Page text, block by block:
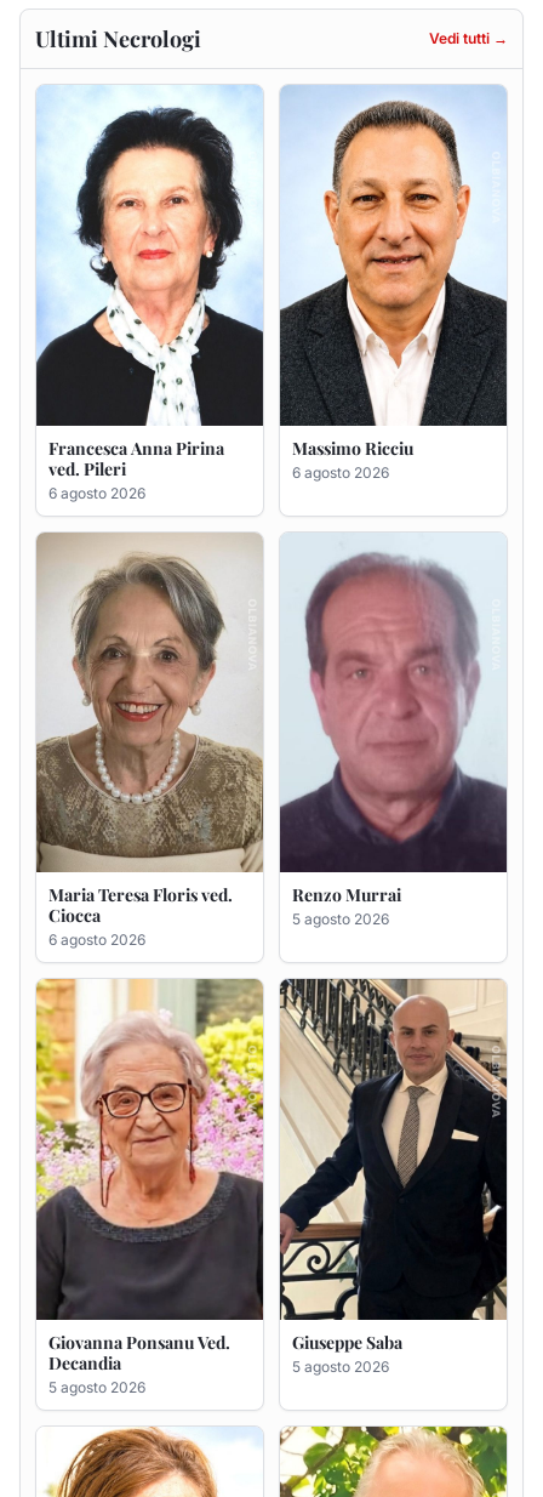
Francesca Anna Pirina
ved. Pileri
6 agosto 2026
Massimo Ricciu
6 agosto 2026
Maria Teresa Floris ved.
6 agosto 2026
Renzo Murrai
5 agosto 2026
Giovanna Ponsanu Ved.
Decandia
5 agosto 2026
Giuseppe Saba
5 agosto 2026
Maria Antonietta Orrù
ved. Peddio
5 agosto 2026
Giuseppe Deiana
5 agosto 2026